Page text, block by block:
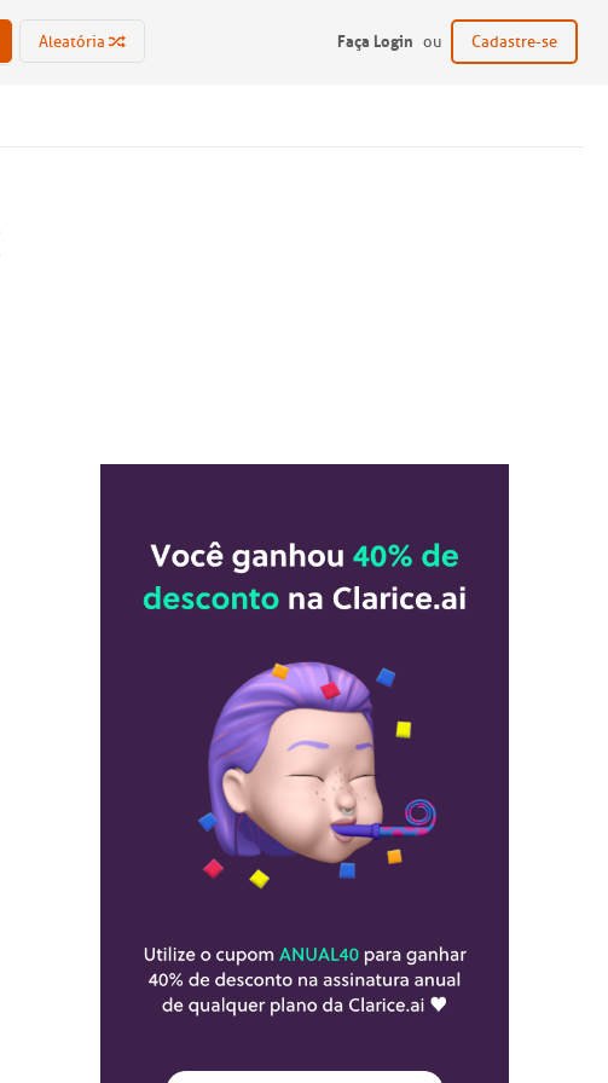
Aleatória Faça Login ou Cadastre-se